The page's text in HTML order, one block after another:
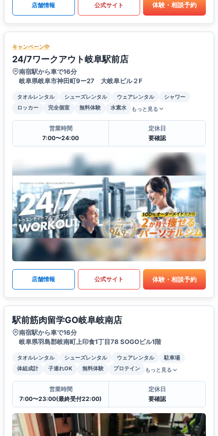
店舗情報 公式サイト 体験・相談予約
キャンペーン中
24/7ワークアウト岐阜駅前店
南宿駅から車で16分
岐阜県岐阜市神田町9ー27 大岐阜ビル２F
タオルレンタル シューズレンタル ウェアレンタル
シャワー
ロッカー
完全個室 無料体験 水素水 もっと見る
営業時間
7:00〜24:00
定休日
要確認
店舗情報 公式サイト 体験・相談予約
駅前筋肉留学GO岐阜岐南店
南宿駅から車で16分
岐阜県羽島郡岐南町上印食1丁目78 SOGOビル1階
タオルレンタル シューズレンタル ウェアレンタル
駐車場
体組成計
子連れOK 無料体験 プロテイン もっと見る
営業時間
7:00〜23:00(最終受付22:00)
定休日
要確認